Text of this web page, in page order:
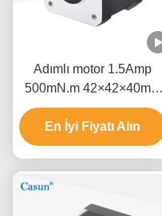
Adımlı motor 1.5Amp
500mN.m 42×42×40mm
NEMA 17 ISO CE ile
En İyi Fiyatı Alın